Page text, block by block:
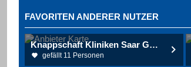
FAVORITEN ANDERER NUTZER
Knappschaft Kliniken Saar GmbH
gefällt 11 Personen